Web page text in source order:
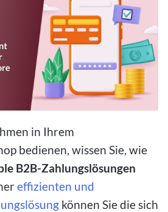
in Ihrem
bedienen, wissen Sie, wie
B2B-Zahlungslösungen
effizienten und
können Sie die sich